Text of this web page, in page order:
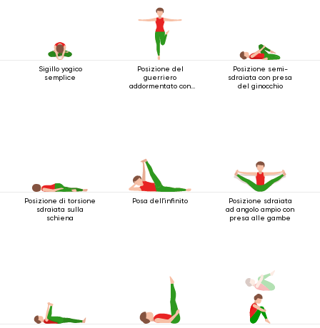
Sigillo yogico
semplice
Posizione del
guerriero
addormentato con
Posizione semi-
sdraiata con presa
del ginocchio
Posizione di torsione
sdraiata sulla
schiena
Posa dell'infinito
Posizione sdraiata
ad angolo ampio con
presa alle gambe